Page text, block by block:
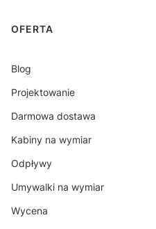
OFERTA
Blog
Projektowanie
Darmowa dostawa
Kabiny na wymiar
Odpływy
Umywalki na wymiar
Wycena